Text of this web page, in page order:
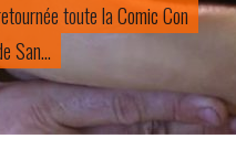
séries MARVEL chez Netflix
du retard